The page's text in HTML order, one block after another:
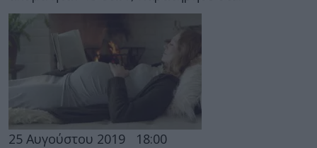
25 Αυγούστου 2019 18:00